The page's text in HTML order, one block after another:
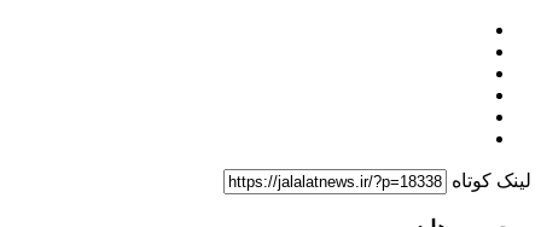
لینک کوتاه